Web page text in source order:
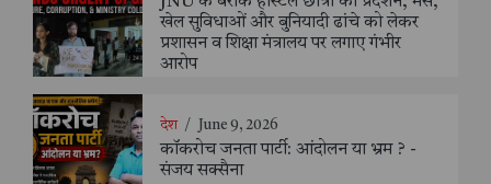
खेल सुविधाओं और बुनियादी ढांचे को लेकर
प्रशासन व शिक्षा मंत्रालय पर लगाए गंभीर
आरोप
देश / June 9, 2026
कॉकरोच जनता पार्टी: आंदोलन या भ्रम ? -
संजय सक्सैना